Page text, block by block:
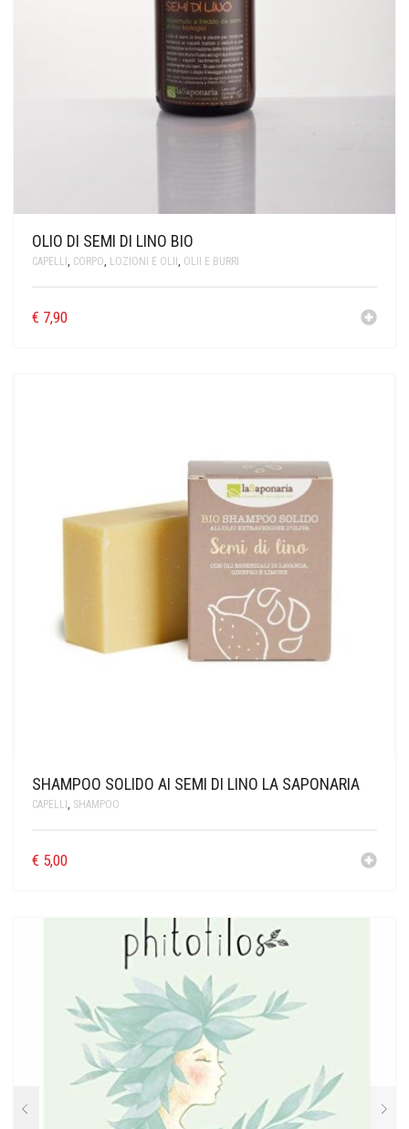
OLIO DI SEMI DI LINO BIO
CAPELLI , CORPO, LOZIONI E OLII , OLII E BURRI
€ 7,90
SHAMPOO SOLIDO AI SEMI DI LINO LA SAPONARIA
CAPELLI , SHAMPOO
€ 5,00